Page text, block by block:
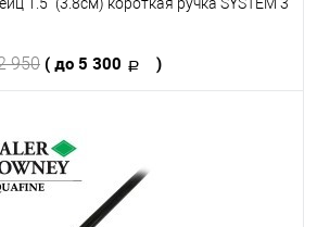
1.5" (3.8см) короткая ручка SYSTEM 3
950 ( до 5 300 )
В наличии